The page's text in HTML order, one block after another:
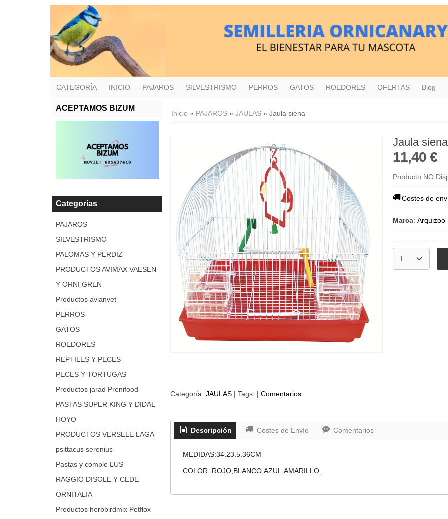
CATEGORÍA INICIO PAJAROS SILVESTRISMO PERROS GATOS ROEDORES OFERTAS Blog
ACEPTAMOS BIZUM
Categorías
PAJAROS
SILVESTRISMO
PALOMAS Y PERDIZ
PRODUCTOS AVIMAX VAESEN
Y ORNI GREN
Productos avianvet
PERROS
GATOS
ROEDORES
REPTILES Y PECES
PECES Y TORTUGAS
Productos jarad Prenifood
PASTAS SUPER KING Y DIDAL
HOYO
PRODUCTOS VERSELE LAGA
psittacus serenius
Pastas y comple LUS
RAGGIO DISOLE Y CEDE
ORNITALIA
Productos herbbirdmix Petflox
Inicio » PAJAROS» JAULAS» Jaula siena
Jaula siena
11,40 €
Producto NO
Costes de
Marca: Arquizoo
Categoría: JAULAS| Tags: | Comentarios
Descripción Costes de Envío Comentarios
MEDIDAS:34.23.5.36CM
COLOR: ROJO,BLANCO,AZUL,AMARILLO.